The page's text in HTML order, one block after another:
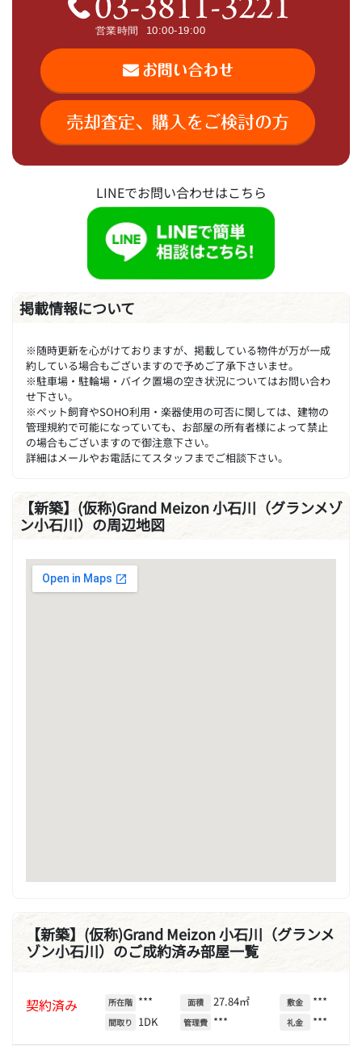
LINEでお問い合わせはこちら
掲載情報について
※随時更新を心がけておりますが、掲載している物件が万が一成
約している場合もございますので予めご了承下さいませ。
※駐車場・駐輪場・バイク置場の空き状況についてはお問い合わ
せ下さい。
※ペット飼育やSOHO利用・楽器使用の可否に関しては、建物の
管理規約で可能になっていても、お部屋の所有者様によって禁止
の場合もございますので御注意下さい。
詳細はメールやお電話にてスタッフまでご相談下さい。
【新築】(仮称)Grand Meizon 小石川（グランメゾ
ン小石川）の周辺地図
【新築】(仮称)Grand Meizon 小石川（グランメ
ゾン小石川）のご成約済み部屋一覧
契約済み 所在階 ***
間取り 1DK
面積 27.84㎡
管理費 ***
敷金 ***
礼金 ***